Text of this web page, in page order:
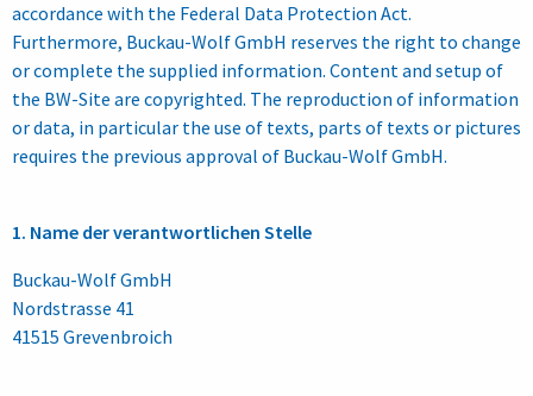
accordance with the Federal Data Protection Act.
Furthermore, Buckau-Wolf GmbH reserves the right to change
or complete the supplied information. Content and setup of
the BW-Site are copyrighted. The reproduction of information
or data, in particular the use of texts, parts of texts or pictures
requires the previous approval of Buckau-Wolf GmbH.
1. Name der verantwortlichen Stelle
Buckau-Wolf GmbH
Nordstrasse 41
41515 Grevenbroich